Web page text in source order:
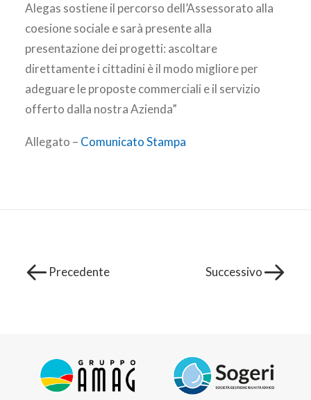
Alegas sostiene il percorso dell’Assessorato alla
coesione sociale e sarà presente alla
presentazione dei progetti: ascoltare
direttamente i cittadini è il modo migliore per
adeguare le proposte commerciali e il servizio
offerto dalla nostra Azienda”
Allegato – Comunicato Stampa
Precedente Successivo